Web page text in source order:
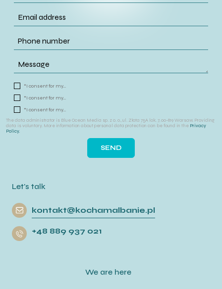
*I consent for my...
*I consent for my...
*I consent for my...
The data administrator is Blue Ocean Media sp. z o. o., ul. Złota 75A lok. 7, 00-819 Warsaw. Providing
data is voluntary. More information about personal data protection can be found in the Privacy
Policy.
Let's talk
kontakt@kochamalbanie.pl
+48 889 937 021
We are here